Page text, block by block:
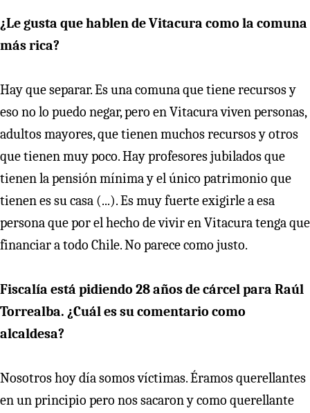
¿Le gusta que hablen de Vitacura como la comuna
más rica?
Hay que separar. Es una comuna que tiene recursos y
eso no lo puedo negar, pero en Vitacura viven personas,
adultos mayores, que tienen muchos recursos y otros
que tienen muy poco. Hay profesores jubilados que
tienen la pensión mínima y el único patrimonio que
tienen es su casa (...). Es muy fuerte exigirle a esa
persona que por el hecho de vivir en Vitacura tenga que
financiar a todo Chile. No parece como justo.
Fiscalía está pidiendo 28 años de cárcel para Raúl
Torrealba. ¿Cuál es su comentario como
alcaldesa?
Nosotros hoy día somos víctimas. Éramos querellantes
en un principio pero nos sacaron y como querellante